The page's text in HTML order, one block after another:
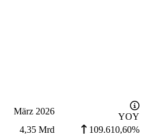
März 2026
YOY
4,35 Mrd
109.610,60%